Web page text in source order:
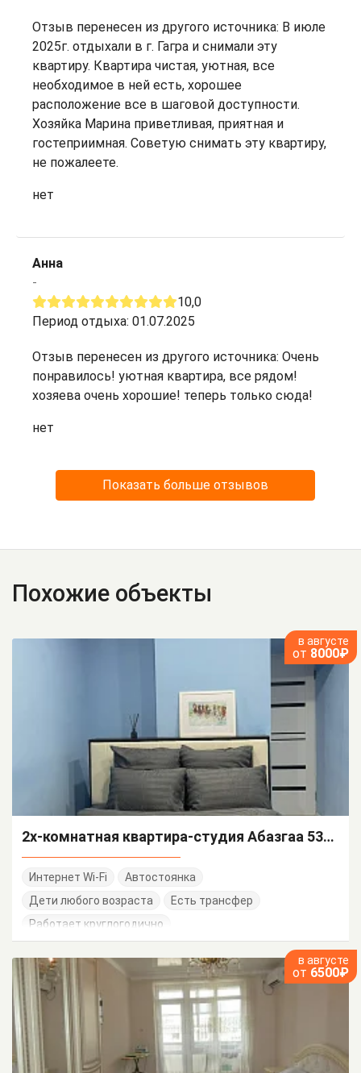
Отзыв перенесен из другого источника: В июле
2025г. отдыхали в г. Гагра и снимали эту
квартиру. Квартира чистая, уютная, все
необходимое в ней есть, хорошее
расположение все в шаговой доступности.
Хозяйка Марина приветливая, приятная и
гостеприимная. Советую снимать эту квартиру,
не пожалеете.
нет
Анна
-
10,0
Период отдыха: 01.07.2025
Отзыв перенесен из другого источника: Очень
понравилось! уютная квартира, все рядом!
хозяева очень хорошие! теперь только сюда!
нет
Показать больше отзывов
Похожие объекты
в августе
от 8000₽
2х-комнатная квартира-студия Абазгаа 53/2 кв 52
Интернет Wi-Fi
Автостоянка
Дети любого возраста
Есть трансфер
Работает круглогодично
в августе
от 6500₽